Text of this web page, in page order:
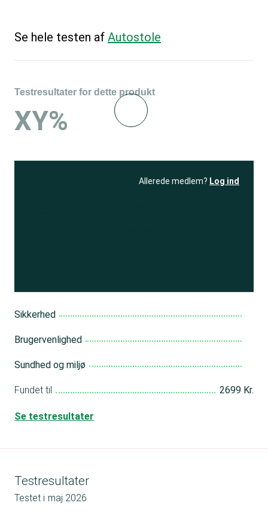
Se hele testen af Autostole
Testresultater for dette produkt
XY%
Allerede medlem? Log ind
Sikkerhed
Brugervenlighed
Sundhed og miljø
Fundet til 2699 Kr.
Se testresultater
Testresultater
Testet i maj 2026